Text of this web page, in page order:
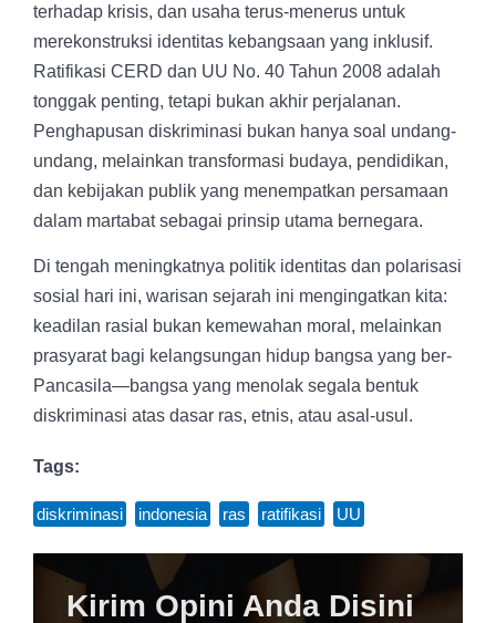
terhadap krisis, dan usaha terus-menerus untuk
merekonstruksi identitas kebangsaan yang inklusif.
Ratifikasi CERD dan UU No. 40 Tahun 2008 adalah
tonggak penting, tetapi bukan akhir perjalanan.
Penghapusan diskriminasi bukan hanya soal undang-
undang, melainkan transformasi budaya, pendidikan,
dan kebijakan publik yang menempatkan persamaan
dalam martabatsebagai prinsip utama bernegara.
Di tengah meningkatnya politik identitas dan polarisasi
sosial hari ini, warisan sejarah ini mengingatkan kita:
keadilan rasial bukan kemewahan moral, melainkan
prasyarat bagi kelangsungan hidup bangsa yang ber-
Pancasila—bangsa yang menolak segala bentuk
diskriminasi atas dasar ras, etnis, atau asal-usul.
Tags:
diskriminasi indonesia ras ratifikasi UU
Kirim Opini Anda Disini